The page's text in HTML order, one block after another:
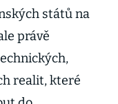
států na
právě
realit, které